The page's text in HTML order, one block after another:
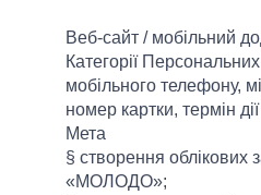
Веб-сайт / мобільний
Категорії
мобільного телефону,
номер картки, термін
Мета
§ створення облікових
«МОЛОДО»;